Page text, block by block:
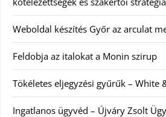
Weboldal készítés Győr az arculat
Feldobja az italokat a Monin szirup
Tökéletes eljegyzési gyűrűk – White
Ingatlanos ügyvéd – Újváry Zsolt